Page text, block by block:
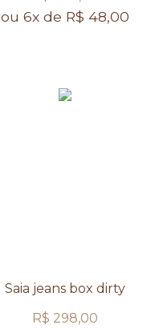
ou 6x de R$ 48,00
Saia jeans box dirty
R$ 298,00